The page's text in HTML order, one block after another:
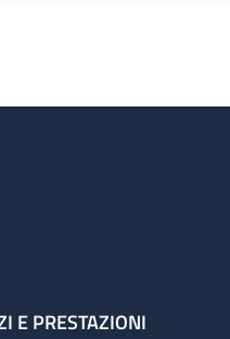
E PRESTAZIONI